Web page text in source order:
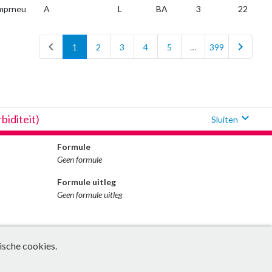
A L BA 3 22
chevron_left 1 2 3 4 5 … 399 chevron_right
Sluiten expand_more
Formule
Geen formule
Formule uitleg
Geen formule uitleg
cookies.